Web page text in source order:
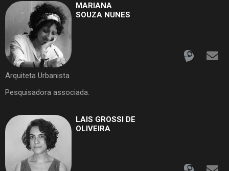
MARIANA
SOUZA NUNES
Arquiteta Urbanista
Pesquisadora associada.
LAIS GROSSI DE
OLIVEIRA